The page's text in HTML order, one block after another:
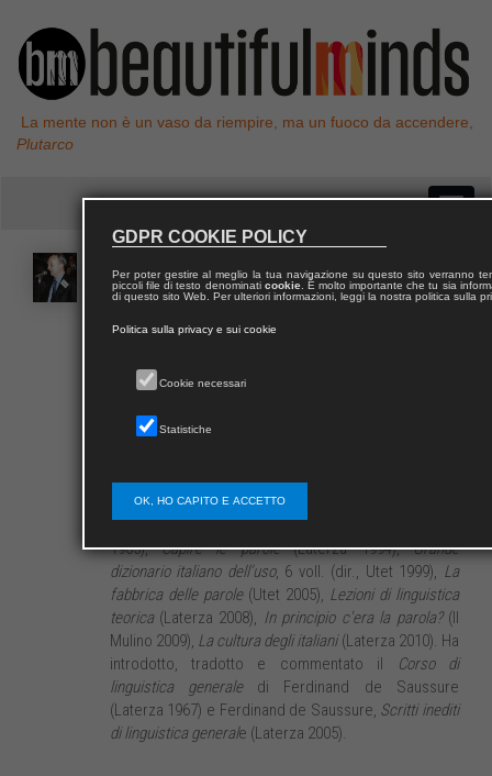
La mente non è un vaso da riempire, ma un fuoco da accendere,
Plutarco
TullioDE MAURO
Tullio De Mauro è stato professore emerito di
Umanistiche della Sapienza – Università di Roma. Ha
indoeuropea, storia linguistica italiana, semantica e
storia delle idee e ricerche linguistiche, filosofia del
linguaggio, linguistica educativa. È autore di diversi
volumi, fra cuiIntroduzione alla semantica
1965),Capire le parole(Laterza 1994),Grande
dizionario italiano dell’uso, 6 voll. (dir., Utet 1999), La
fabbrica delle parole(Utet 2005), Lezioni di linguistica
teorica(Laterza 2008), In principio c'era la parola?(Il
Mulino 2009), La cultura degli italiani(Laterza 2010). Ha
introdotto, tradotto e commentato il
Corso di
linguistica generaledi Ferdinand de Saussure
(Laterza 1967) e Ferdinand de Saussure, Scritti inediti
di linguistica generale (Laterza 2005).
GDPR COOKIE POLICY
Per poter gestire al meglio la tua navigazione su questo sito verranno
piccoli file di testo denominati cookie. È molto importante che tu sia
di questo sito Web. Per ulteriori informazioni, leggi la nostra politica sulla
Politica sulla privacy e sui cookie
Cookie necessari
Statistiche
OK, HO CAPITO E ACCETTO